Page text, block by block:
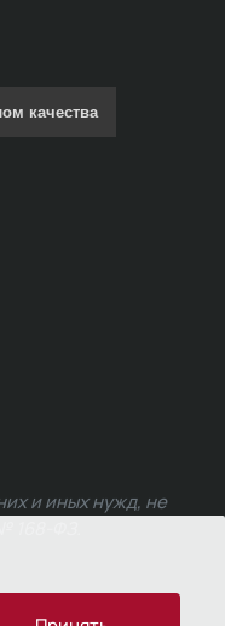
качества
и иных нужд, не